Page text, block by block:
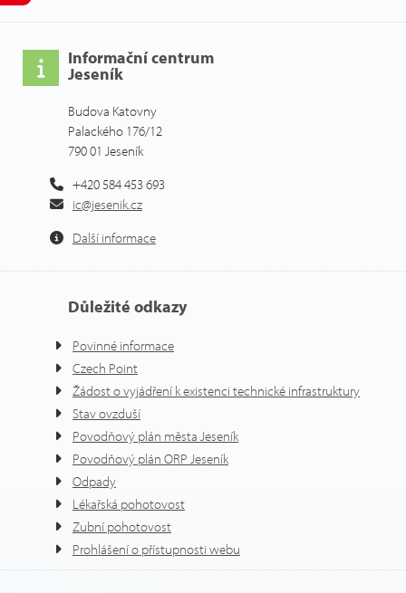
Informační centrum
Jeseník
Budova Katovny
Palackého 176/12
790 01 Jeseník
+420 584 453 693
ic@jesenik.cz
Další informace
Důležité odkazy
Povinné informace
Czech Point
Žádost o vyjádření k existenci technické infrastruktury
Stav ovzduší
Povodňový plán města Jeseník
Povodňový plán ORP Jeseník
Odpady
Lékařská pohotovost
Zubní pohotovost
Prohlášení o přístupnosti webu